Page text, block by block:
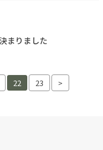
まりました
22 23 >